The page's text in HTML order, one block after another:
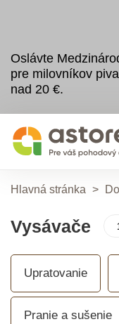
Oslávte
pre milovníkov
nad 20 €.
Hlavná stránka >
Vysávače
Upratovanie
Pranie a sušenie